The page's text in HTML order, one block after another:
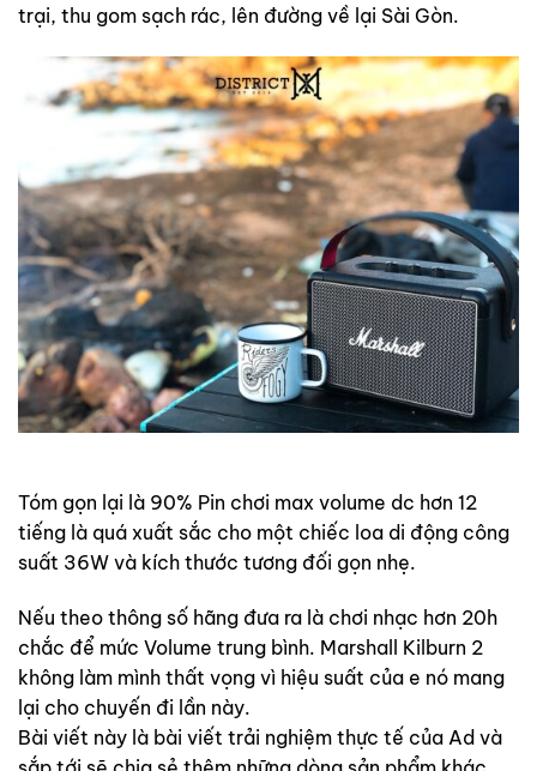
trại, thu gom sạch rác, lên đường về lại Sài Gòn.
Tóm gọn lại là 90% Pin chơi max volume dc hơn 12
tiếng là quá xuất sắc cho một chiếc loa di động công
suất 36W và kích thước tương đối gọn nhẹ.
Nếu theo thông số hãng đưa ra là chơi nhạc hơn 20h
chắc để mức Volume trung bình. Marshall Kilburn 2
không làm mình thất vọng vì hiệu suất của e nó mang
lại cho chuyến đi lần này.
Bài viết này là bài viết trải nghiệm thực tế của Ad và